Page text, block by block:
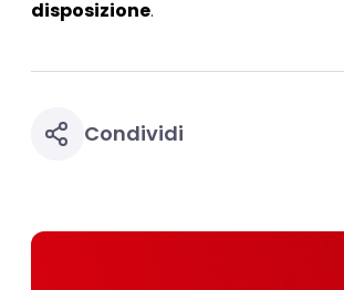
disposizione.
Condividi